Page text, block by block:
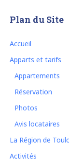
Plan du Site
Accueil
Apparts et tarifs
Appartements
Réservation
Photos
Avis locataires
La Région de
Activités